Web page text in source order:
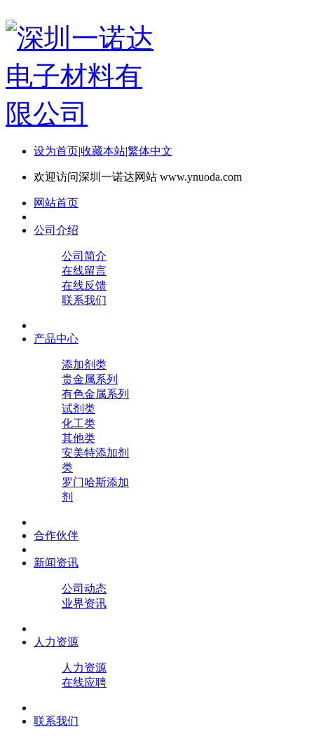
设为首页|收藏本站|繁体中文
欢迎访问深圳一诺达网站 www.ynuoda.com
网站首页
公司介绍
公司简介
在线留言
在线反馈
联系我们
产品中心
添加剂类
贵金属系列
有色金属系列
试剂类
化工类
其他类
安美特添加剂
类
罗门哈斯添加
剂
合作伙伴
新闻资讯
公司动态
业界资讯
人力资源
人力资源
在线应聘
联系我们